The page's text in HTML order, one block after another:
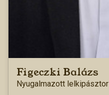
Figeczki Balázs
Nyugalmazott lelkipásztor